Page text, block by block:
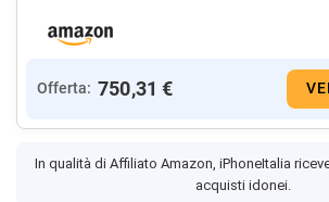
Offerta: 750,31 €
In qualità di Affiliato Amazon, iPhoneItalia
acquisti idonei.